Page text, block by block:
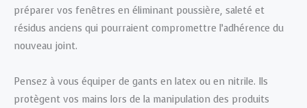
préparer vos fenêtres en éliminant poussière, saleté et
résidus anciens qui pourraient compromettre l’adhérence du
nouveau joint.
Pensez à vous équiper de gants en latex ou en nitrile. Ils
protègent vos mains lors de la manipulation des produits